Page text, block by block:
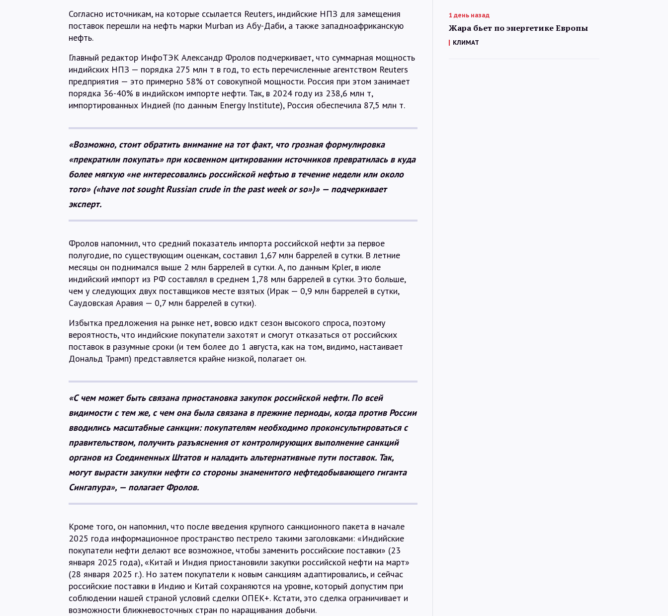
Согласно источникам, на которые ссылается Reuters, индийские НПЗ для замещения
поставок перешли на нефть марки Murban из Абу-Даби, а также западноафриканскую
нефть.
Главный редактор ИнфоТЭК Александр Фролов подчеркивает, что суммарная мощность
индийских НПЗ — порядка 275 млн т в год, то есть перечисленные агентством Reuters
предприятия — это примерно 58% от совокупной мощности. Россия при этом занимает
порядка 36-40% в индийском импорте нефти. Так, в 2024 году из 238,6 млн т,
импортированных Индией (по данным Energy Institute), Россия обеспечила 87,5 млн т.
«Возможно, стоит обратить внимание на тот факт, что грозная формулировка
«прекратили покупать» при косвенном цитировании источников превратилась в куда
более мягкую «не интересовались российской нефтью в течение недели или около
того» («have not sought Russian crude in the past week or so»)» — подчеркивает
эксперт.
Фролов напомнил, что средний показатель импорта российской нефти за первое
полугодие, по существующим оценкам, составил 1,67 млн баррелей в сутки. В летние
месяцы он поднимался выше 2 млн баррелей в сутки. А, по данным Kpler, в июле
индийский импорт из РФ составлял в среднем 1,78 млн баррелей в сутки. Это больше,
чем у следующих двух поставщиков месте взятых (Ирак — 0,9 млн баррелей в сутки,
Саудовская Аравия — 0,7 млн баррелей в сутки).
Избытка предложения на рынке нет, вовсю идкт сезон высокого спроса, поэтому
вероятность, что индийские покупатели захотят и смогут отказаться от российских
поставок в разумные сроки (и тем более до 1 августа, как на том, видимо, настаивает
Дональд Трамп) представляется крайне низкой, полагает он.
«С чем может быть связана приостановка закупок российской нефти. По всей
видимости с тем же, с чем она была связана в прежние периоды, когда против России
вводились масштабные санкции: покупателям необходимо проконсультироваться с
правительством, получить разъяснения от контролирующих выполнение санкций
органов из Соединенных Штатов и наладить альтернативные пути поставок. Так,
могут вырасти закупки нефти со стороны знаменитого нефтедобывающего гиганта
Сингапура», — полагает Фролов.
Кроме того, он напомнил, что после введения крупного санкционного пакета в начале
2025 года информационное пространство пестрело такими заголовками: «Индийские
покупатели нефти делают все возможное, чтобы заменить российские поставки» (23
января 2025 года), «Китай и Индия приостановили закупки российской нефти на март»
(28 января 2025 г.). Но затем покупатели к новым санкциям адаптировались, и сейчас
российские поставки в Индию и Китай сохраняются на уровне, который допустим при
соблюдении нашей страной условий сделки ОПЕК+. Кстати, это сделка ограничивает и
возможности ближневосточных стран по наращивания добычи.
1 день назад
Жара бьет по энергетике Европы
КЛИМАТ